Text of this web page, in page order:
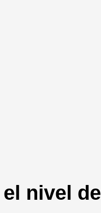
nivel de